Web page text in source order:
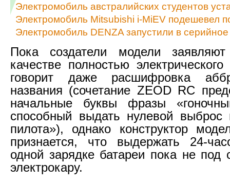
Электромобиль австралийских студентов
Электромобиль Mitsubishi i-MiEV подешевел
Электромобиль DENZA запустили в
Пока создатели модели
качестве полностью
говорит даже расшифровка
названия (сочетание ZEOD RC
начальные буквы фразы
способный выдать нулевой выброс
пилота»), однако конструктор
признается, что выдержать 24-
одной зарядке батареи пока не под
электрокару.